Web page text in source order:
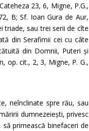
23, 6, Migne, P.G.,
B; Sf. Ioan Gura de Aur,
triade, sau trei serii de cîte
din Serafimii cei cu câte
din Domnii, Puteri și
op. cit., 2, 3, Migne, P. G.,
neînclinate spre rău, sau
dumnezeiești, privesc
primească binefaceri de